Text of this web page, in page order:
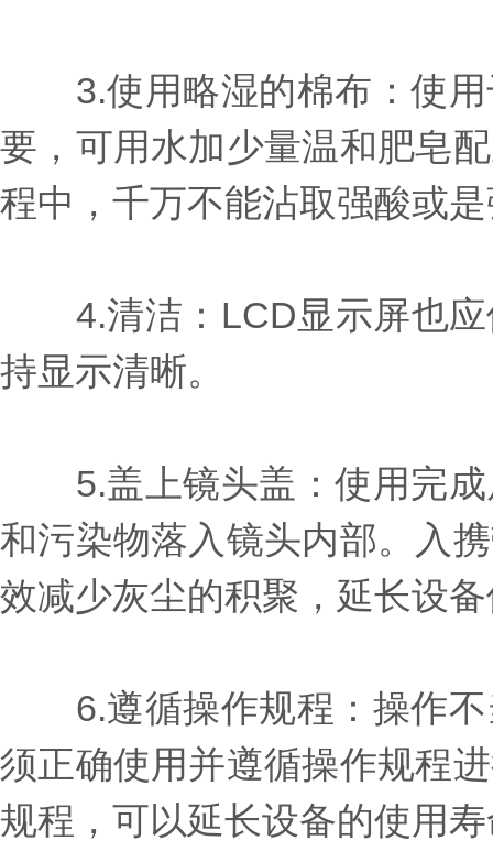
3.使用略湿的棉布：使用
要，可用水加少量温和肥皂
程中，千万不能沾取强酸或
4.清洁：LCD显示屏也应
持显示清晰。
5.盖上镜头盖：使用完成
和污染物落入镜头内部。入
效减少灰尘的积聚，延长设
6.遵循操作规程：操作不
须正确使用并遵循操作规程
规程，可以延长设备的使用